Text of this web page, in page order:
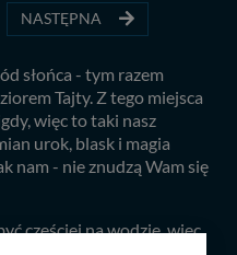
NASTĘPNA
słońca - tym razem
Tajty. Z tego miejsca
więc to taki nasz
urok, blask i magia
nam - nie znudzą Wam się
częściej na wodzie, więc